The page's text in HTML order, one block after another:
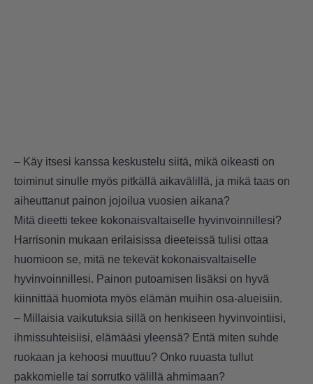
– Käy itsesi kanssa keskustelu siitä, mikä oikeasti on
toiminut sinulle myös pitkällä aikavälillä, ja mikä taas on
aiheuttanut painon jojoilua vuosien aikana?
Mitä dieetti tekee kokonaisvaltaiselle hyvinvoinnillesi?
Harrisonin mukaan erilaisissa dieeteissä tulisi ottaa
huomioon se, mitä ne tekevät kokonaisvaltaiselle
hyvinvoinnillesi. Painon putoamisen lisäksi on hyvä
kiinnittää huomiota myös elämän muihin osa-alueisiin.
– Millaisia vaikutuksia sillä on henkiseen hyvinvointiisi,
ihmissuhteisiisi, elämääsi yleensä? Entä miten suhde
ruokaan ja kehoosi muuttuu? Onko ruuasta tullut
pakkomielle tai sorrutko välillä ahmimaan?